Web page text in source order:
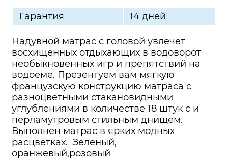
Гарантия 14 дней
Надувной матрас с головой увлечет
восхищенных отдыхающих в водоворот
необыкновенных игр и препятствий на
водоеме. Презентуем вам мягкую
французскую конструкцию матраса с
разноцветными стакановидными
углублениями в количестве 18 штук с и
перламутровым стильным днищем.
Выполнен матрас в ярких модных
расцветках. Зеленый,
оранжевый,розовый